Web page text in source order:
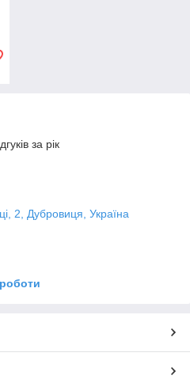
за рік
2, Дубровиця, Україна